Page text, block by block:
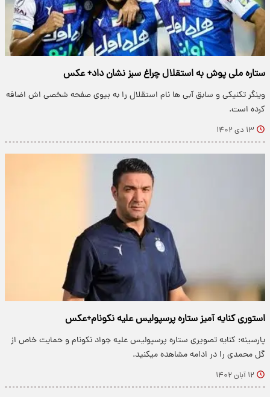
ستاره ملی پوش به استقلال چراغ سبز نشان داد+ عکس
وینگر تکنیکی و سابق آبی ها نام استقلال را به بیوی صفحه شخصی اش اضافه
کرده است.
۱۳ دی ۱۴۰۲
استوری کنایه آمیز ستاره پرسپولیس علیه نکونام+عکس
پارسینه: کنایه تصویری ستاره پرسپولیس علیه جواد نکونام و حمایت خاص از
گل محمدی را در ادامه مشاهده میکنید.
۱۲ آبان ۱۴۰۲